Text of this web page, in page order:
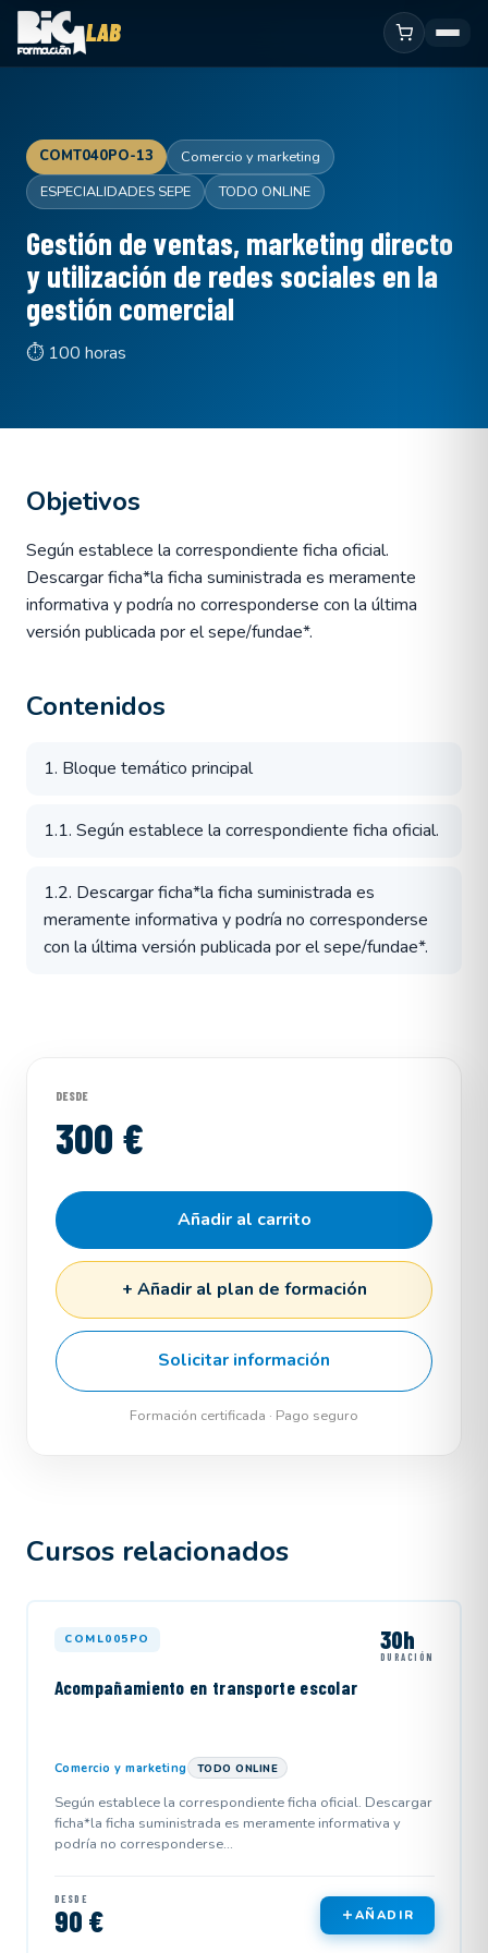
COMT040PO-13
Comercio y marketing
ESPECIALIDADES SEPE
TODO ONLINE
Gestión de ventas, marketing directo
y utilización de redes sociales en la
gestión comercial
⏱ 100 horas
Objetivos
Según establece la correspondiente ficha oficial.
Descargar ficha*la ficha suministrada es meramente
informativa y podría no corresponderse con la última
versión publicada por el sepe/fundae*.
Contenidos
1. Bloque temático principal
1.1. Según establece la correspondiente ficha oficial.
1.2. Descargar ficha*la ficha suministrada es
meramente informativa y podría no corresponderse
con la última versión publicada por el sepe/fundae*.
DESDE
300 €
Añadir al carrito
+ Añadir al plan de formación
Solicitar información
Formación certificada · Pago seguro
Cursos relacionados
COML005PO 30h
DURACIÓN
Acompañamiento en transporte escolar
Comercio y marketing TODO ONLINE
Según establece la correspondiente ficha oficial. Descargar
ficha*la ficha suministrada es meramente informativa y
podría no corresponderse...
DESDE
90 € AÑADIR